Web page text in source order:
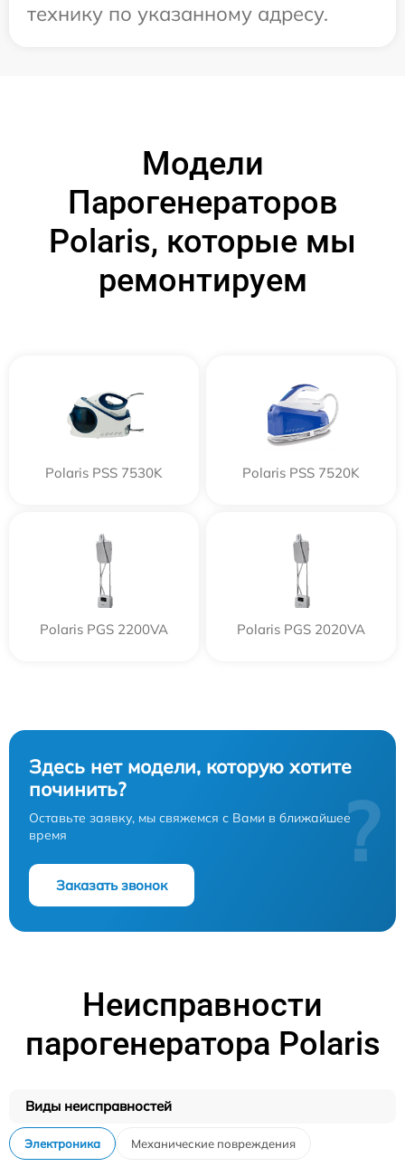
технику по указанному адресу.
Модели
Парогенераторов
Polaris, которые мы
ремонтируем
Polaris PSS 7530K Polaris PSS 7520K
Polaris PGS 2200VA Polaris PGS 2020VA
Здесь нет модели, которую хотите
починить?
Оставьте заявку, мы свяжемся с Вами в ближайшее
время
Заказать звонок
?
Неисправности
парогенератора Polaris
Виды неисправностей
Электроника Механические повреждения